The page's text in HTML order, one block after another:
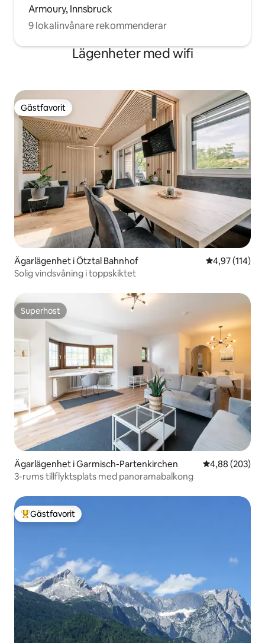
Armoury, Innsbruck
9 lokalinvånare rekommenderar
Lägenheter med wifi
Gästfavorit
Gästfavorit
Ägarlägenhet i Ötztal Bahnhof 4,97 av 5 i
4,97 (114)
Solig vindsvåning i toppskiktet
Superhost
Superhost
Ägarlägenhet i Garmisch-Partenkirchen 4,88 av 5 i
4,88 (203)
3-rums tillflyktsplats med panoramabalkong
Populär gästfavorit
Gästfavorit